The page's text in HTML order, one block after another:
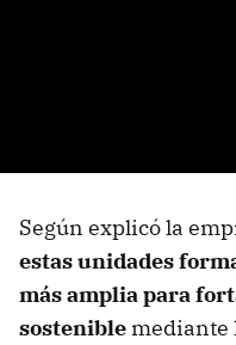
Según explicó la
estas unidades
más amplia para
sostenible mediante